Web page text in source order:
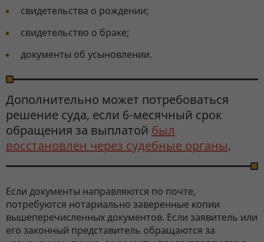
свидетельства о рождении;
свидетельство о браке;
документы об усыновлении.
Дополнительно может потребоваться
решение суда, если 6-месячный срок
обращения за выплатой был
восстановлен через судебные органы.
Если документы направляются по почте,
потребуются нотариально заверенные копии
вышеперечисленных документов. Если заявитель или
его законный представитель обращаются за